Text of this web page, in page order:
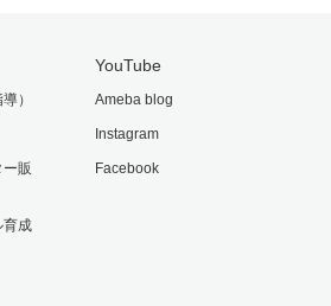
）
販
育成
YouTube
Ameba blog
Instagram
Facebook